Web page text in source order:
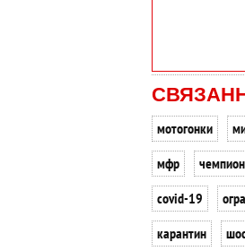
мотогонки
мфр
covid-19
карантин